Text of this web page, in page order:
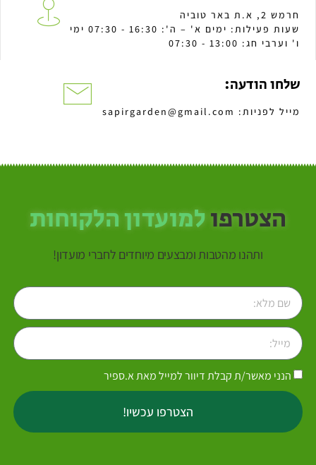
חרמש 2, א.ת באר טוביה
שעות פעילות: ימים א' – ה': 16:30 - 07:30 ימי
ו' וערבי חג: 13:00 - 07:30
שלחו הודעה:
מייל לפניות: sapirgarden@gmail.com
הצטרפולמועדון הלקוחות
ותהנו מהטבות ומבצעים מיוחדים לחברי מועדון!
הנני מאשר/ת קבלת דיוור למייל מאת א.ספיר
הצטרפו עכשיו!